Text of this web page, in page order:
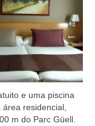
e uma piscina
residencial,
m do Parc Güell.